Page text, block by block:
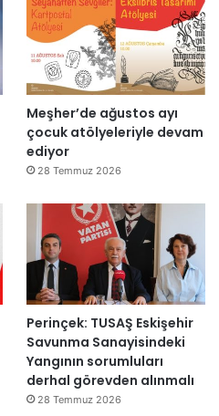
Meşher’de ağustos ayı
çocuk atölyeleriyle devam
ediyor
28 Temmuz 2026
Perinçek: TUSAŞ Eskişehir
Savunma Sanayisindeki
Yangının sorumluları
derhal görevden alınmalı
28 Temmuz 2026